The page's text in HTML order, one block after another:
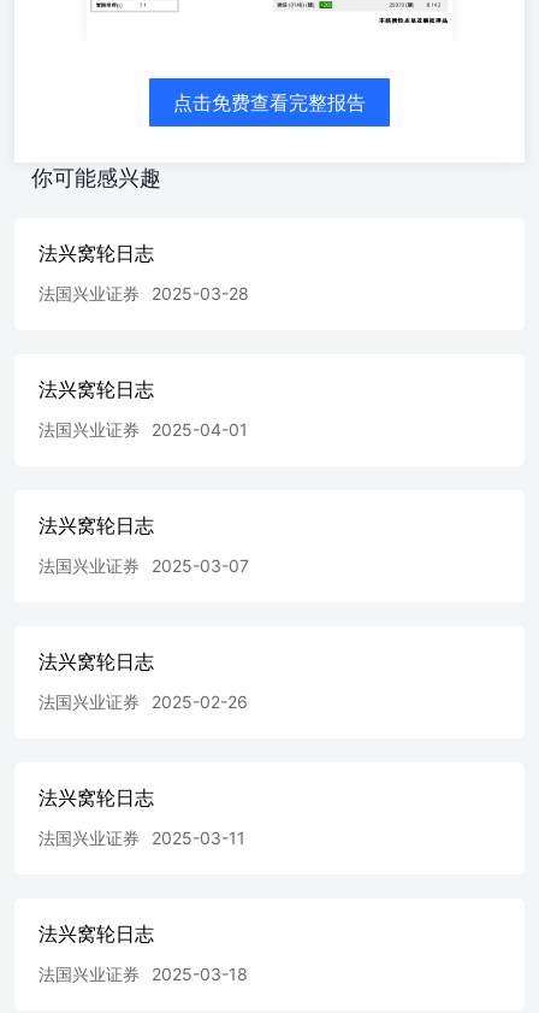
所有資料，亦不表示有關資料對閣下所需用途是否準確或完
予更改或撤回，恕不另行通知。結構性產品之條款及條件必
須與基本上市文件及有關補充上市文件一併閱讀。基本上市
任何補篇連同中文譯本、有關補充上市文件（載有有關結構
性產品的詳情）及其中文譯本可於辦公時間內（星期六、星
辦事處，香港皇后大道東1號太古廣場三座38樓索取，亦可
擔保人之公司網站www.societegenerale.com查閱。閣下應詳
可升亦可跌，投資者有機會損失全部投資。過往表現並不預
示未來表現。牛熊證設有強制性收回特點，若相關資產價
（香港）有限公司（「法興」）及/或其聯屬公司為本報告
況下，法興可能為唯一在交易所為結構性產品提供買賣報價
投資結構性產品前，投資者應自行運用獨立思考能力評估投
資此等產品的適合性與涉及之風險及詳細閱讀上市文件內有
關結構性產品的全部詳情。如需要，於作出任何認購或購買
点击免费查看完整报告
你可能感兴趣
法兴窝轮日志
法国兴业证券 2025-03-28
法兴窝轮日志
法国兴业证券 2025-04-01
法兴窝轮日志
法国兴业证券 2025-03-07
法兴窝轮日志
法国兴业证券 2025-02-26
法兴窝轮日志
法国兴业证券 2025-03-11
法兴窝轮日志
法国兴业证券 2025-03-18